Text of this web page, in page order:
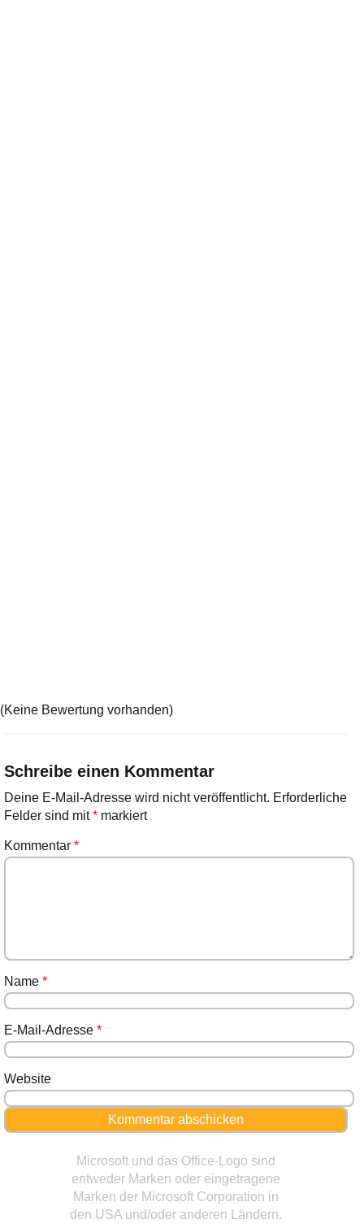
(Keine Bewertung vorhanden)
Schreibe einen Kommentar
Deine E-Mail-Adresse wird nicht veröffentlicht. Erforderliche
Felder sind mit*markiert
Kommentar *
Name *
E-Mail-Adresse *
Website
Microsoft und das Office-Logo sind
entweder Marken oder eingetragene
Marken der Microsoft Corporation in
den USA und/oder anderen Ländern.